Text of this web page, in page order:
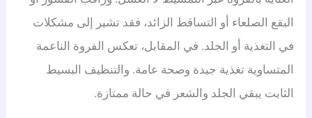
البقع الصلعاء أو التساقط الزائد، فقد تشير إلى مشكلات
في التغذية أو الجلد. في المقابل، تعكس الفروة الناعمة
المتساوية تغذية جيدة وصحة عامة. والتنظيف البسيط
الثابت يبقي الجلد والشعر في حالة ممتازة.